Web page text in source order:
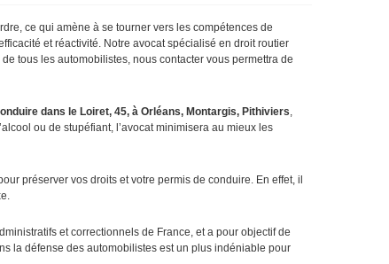
ce qui amène à se tourner vers les compétences de
et réactivité. Notre avocat spécialisé en droit routier
tous les automobilistes, nous contacter vous permettra de
dans le Loiret, 45, à Orléans, Montargis, Pithiviers,
ou de stupéfiant, l’avocat minimisera au mieux les
préserver vos droits et votre permis de conduire. En effet, il
et correctionnels de France, et a pour objectif de
la défense des automobilistes est un plus indéniable pour